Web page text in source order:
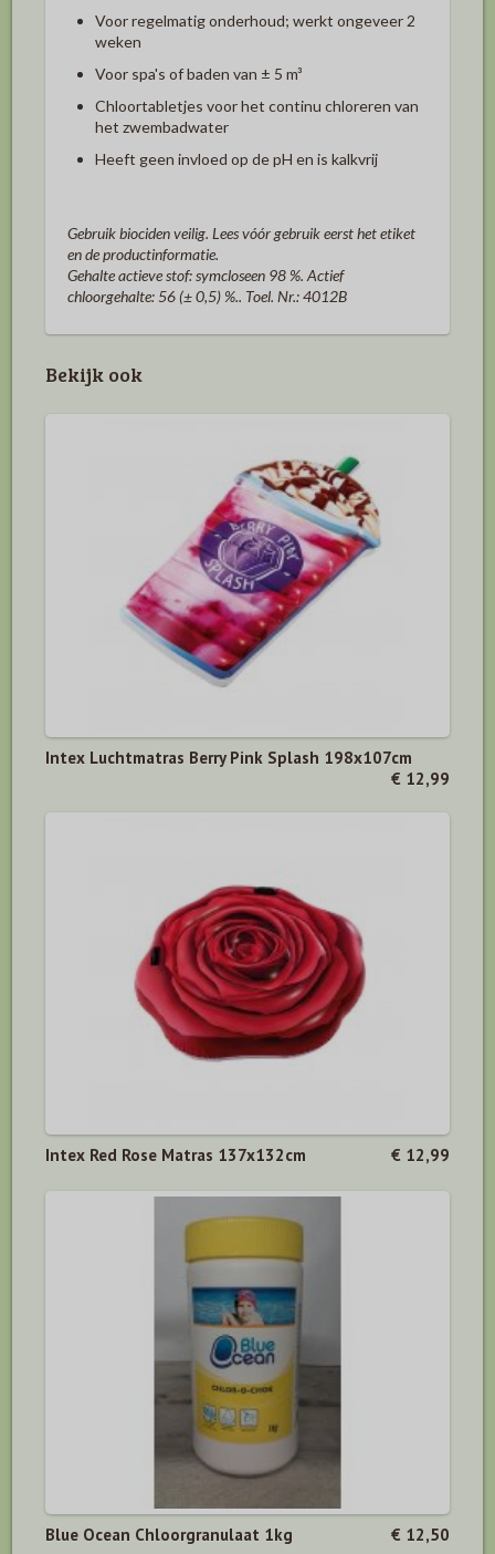
Voor regelmatig onderhoud; werkt ongeveer 2
weken
Voor spa's of baden van ± 5 m³
Chloortabletjes voor het continu chloreren van
het zwembadwater
Heeft geen invloed op de pH en is kalkvrij
Gebruik biociden veilig. Lees vóór gebruik eerst het etiket
en de productinformatie.
Gehalte actieve stof: symcloseen 98 %. Actief
chloorgehalte: 56 (± 0,5) %.. Toel. Nr.: 4012B
Bekijk ook
Intex Luchtmatras Berry Pink Splash 198x107cm
€ 12,99
Intex Red Rose Matras 137x132cm € 12,99
Blue Ocean Chloorgranulaat 1kg € 12,50